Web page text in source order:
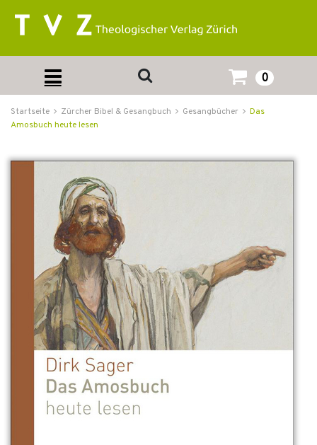
0
Startseite Zürcher Bibel & Gesangbuch Gesangbücher
Das
Amosbuch heute lesen